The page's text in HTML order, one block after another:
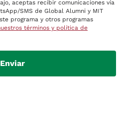
aceptas recibir comunicaciones vía
SMS de Global Alumni y MIT
programa y otros programas
términos y política de
Enviar